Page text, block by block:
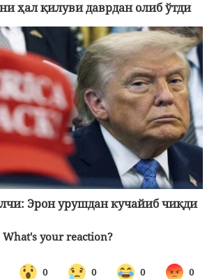
ҳал қилуви даврдан олиб ўтди
Эрон урушдан кучайиб чиқди